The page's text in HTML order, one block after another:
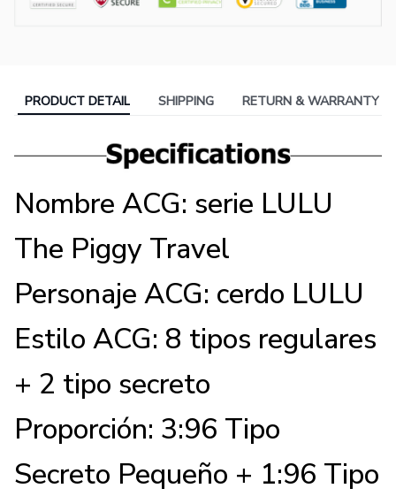
PRODUCT DETAIL SHIPPING RETURN & WARRANTY
Nombre ACG: serie LULU
The Piggy Travel
Personaje ACG: cerdo LULU
Estilo ACG: 8 tipos regulares
+ 2 tipo secreto
Proporción: 3:96 Tipo
Secreto Pequeño + 1:96 Tipo